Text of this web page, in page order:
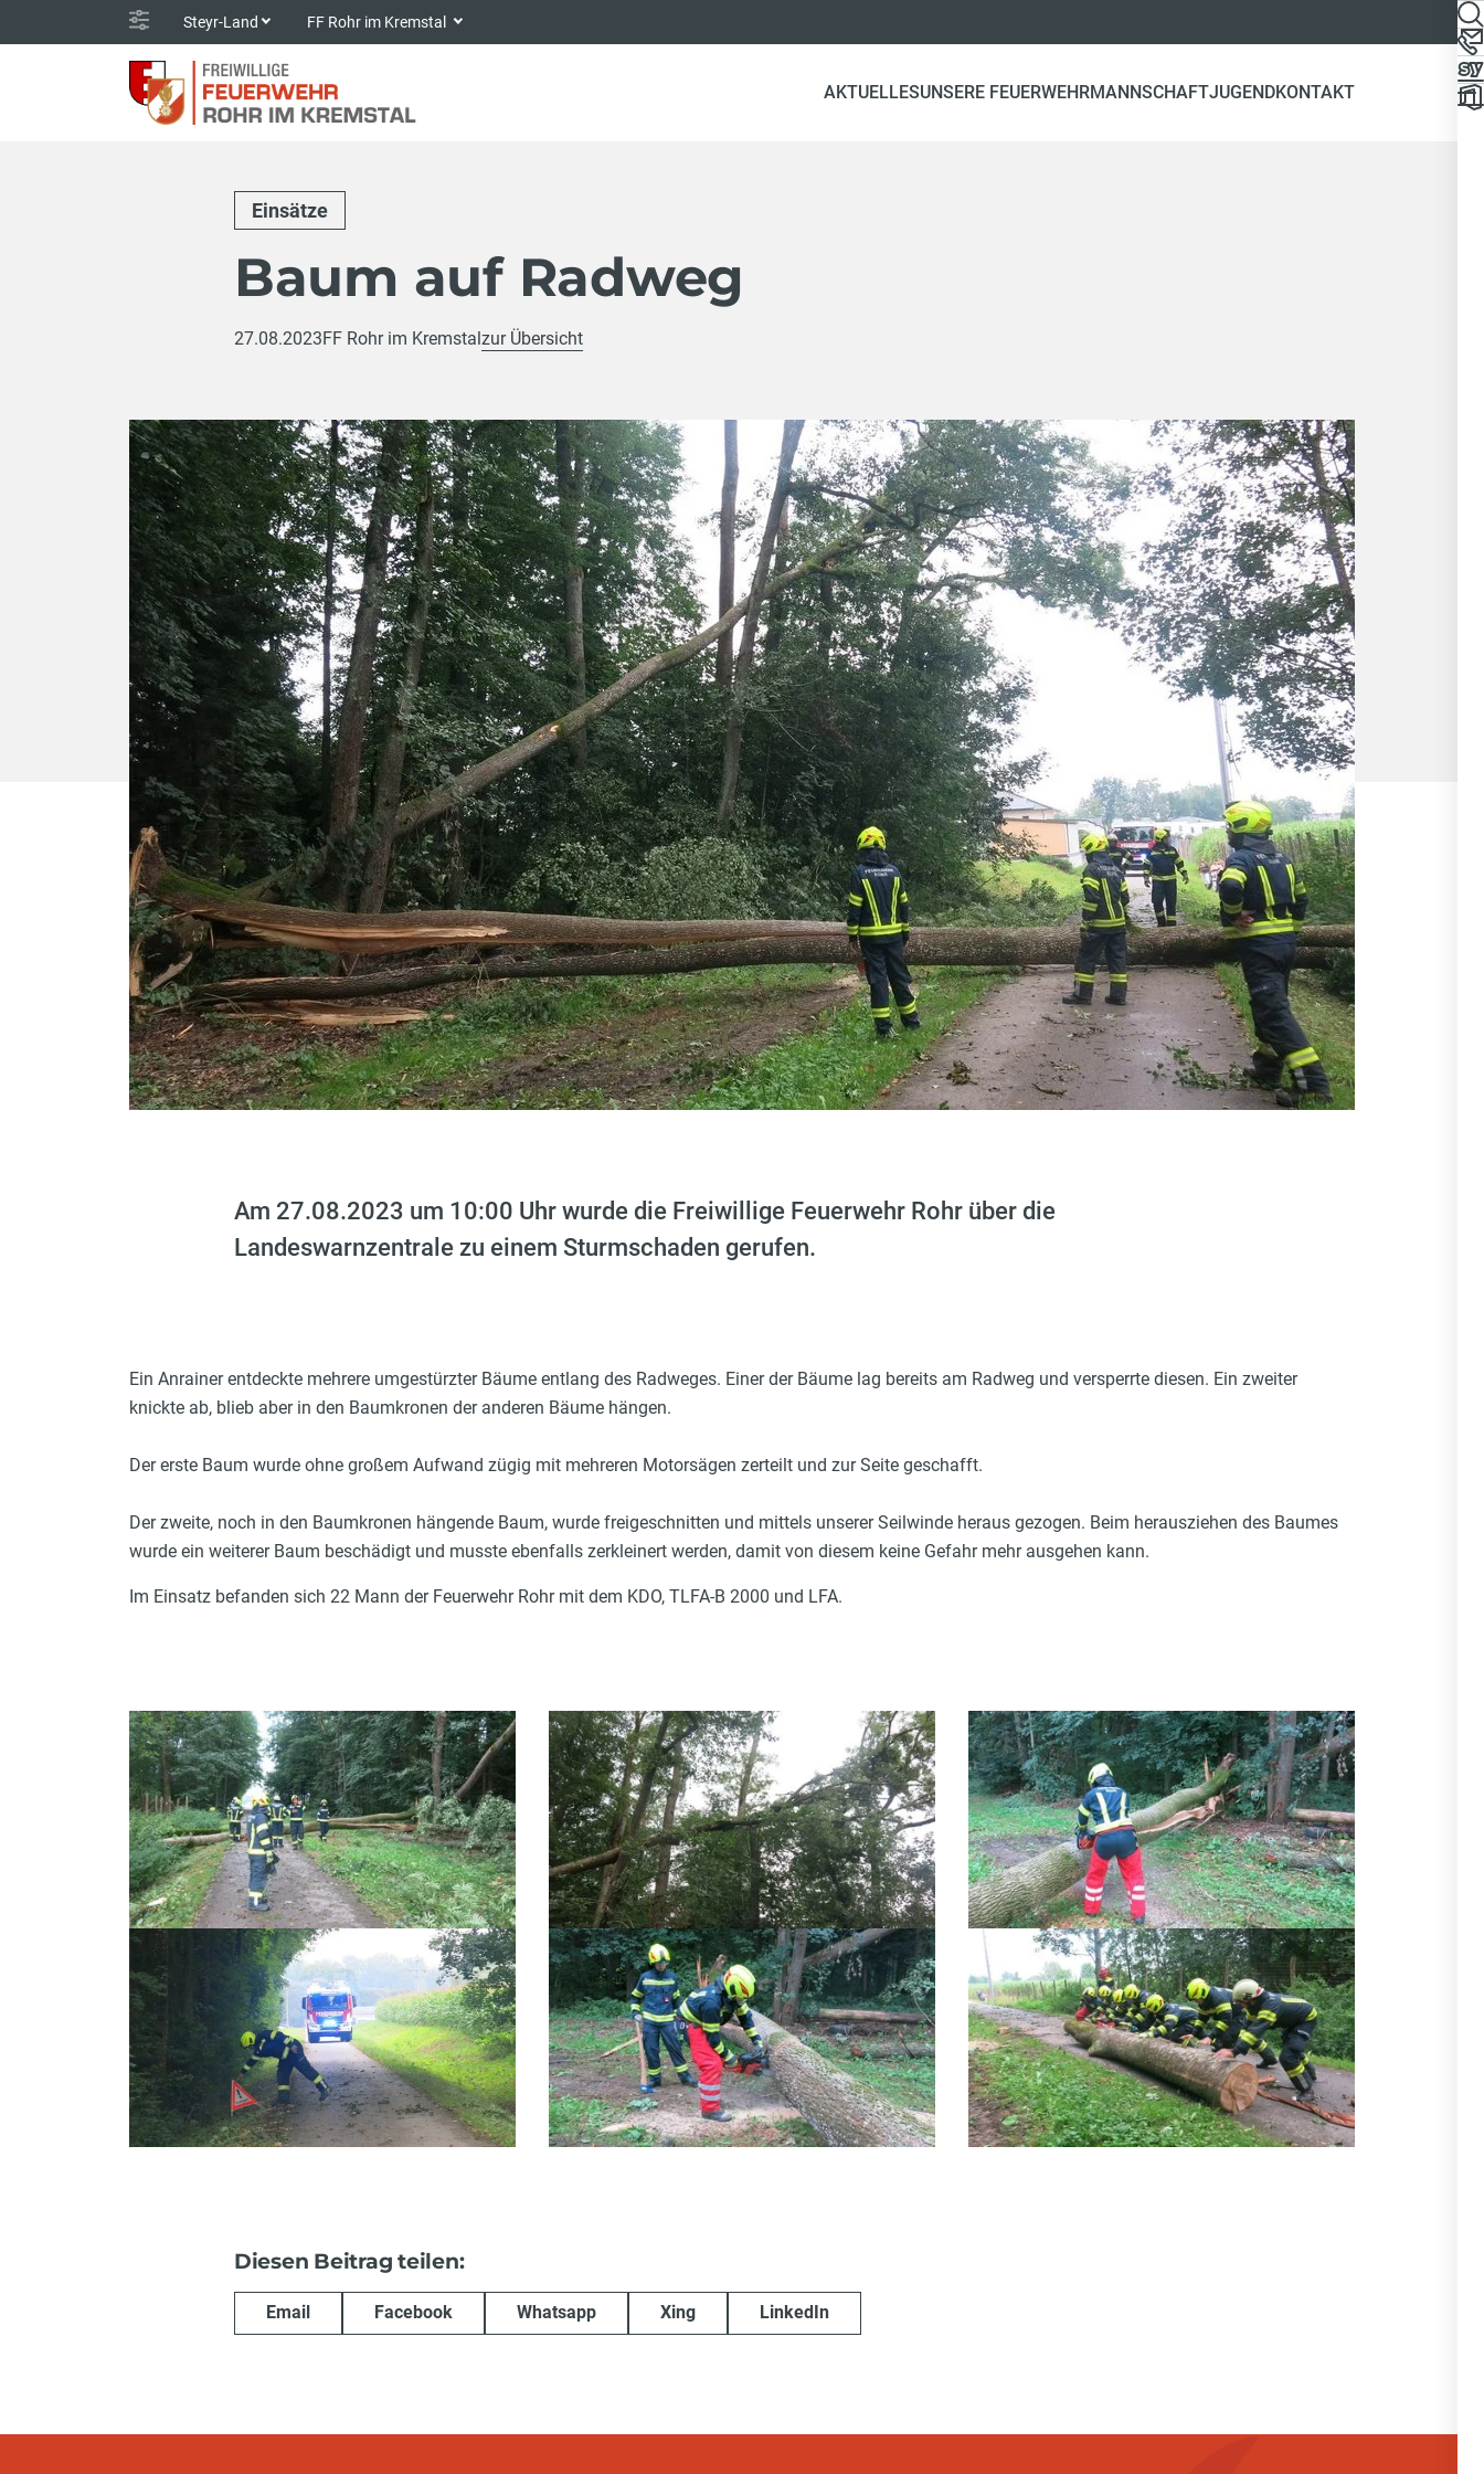
Steyr-Land FF Rohr im Kremstal
AKTUELLESUNSERE FEUERWEHRMANNSCHAFTJUGENDKONTAKT
Einsätze
Baum auf Radweg
27.08.2023FF Rohr im Kremstal zur Übersicht
Am 27.08.2023 um 10:00 Uhr wurde die Freiwillige Feuerwehr Rohr über die
Landeswarnzentrale zu einem Sturmschaden gerufen.
Ein Anrainer entdeckte mehrere umgestürzter Bäume entlang des Radweges. Einer der Bäume lag bereits am Radweg und versperrte diesen. Ein zweiter
knickte ab, blieb aber in den Baumkronen der anderen Bäume hängen.
Der erste Baum wurde ohne großem Aufwand zügig mit mehreren Motorsägen zerteilt und zur Seite geschafft.
Der zweite, noch in den Baumkronen hängende Baum, wurde freigeschnitten und mittels unserer Seilwinde heraus gezogen. Beim herausziehen des Baumes
wurde ein weiterer Baum beschädigt und musste ebenfalls zerkleinert werden, damit von diesem keine Gefahr mehr ausgehen kann.
Im Einsatz befanden sich 22 Mann der Feuerwehr Rohr mit dem KDO, TLFA-B 2000 und LFA.
Diesen Beitrag teilen:
Email Facebook Whatsapp Xing LinkedIn